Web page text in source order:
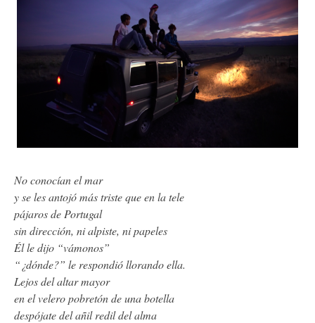
No conocían el mar
y se les antojó más triste que en la tele
pájaros de Portugal
sin dirección, ni alpiste, ni papeles
Él le dijo “vámonos”
“¿dónde?” le respondió llorando ella.
Lejos del altar mayor
en el velero pobretón de una botella
despójate del añil redil del alma